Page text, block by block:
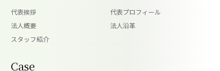
代表挨拶
代表プロフィール
法人概要
法人沿革
スタッフ紹介
Case